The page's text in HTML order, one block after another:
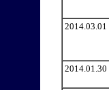
2014.03.01
2014.01.30